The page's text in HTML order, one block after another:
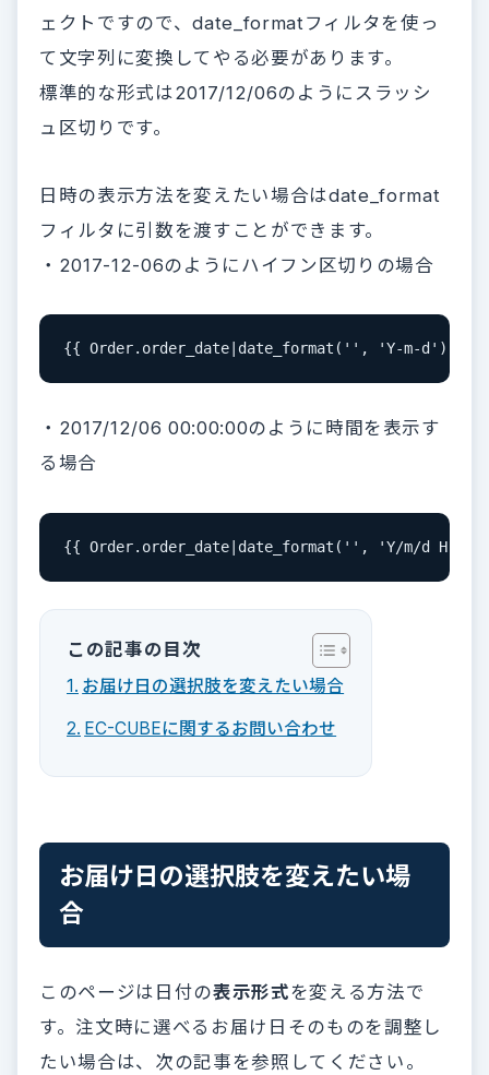
ェクトですので、date_formatフィルタを使っ
て文字列に変換してやる必要があります。
標準的な形式は2017/12/06のようにスラッシ
ュ区切りです。
日時の表示方法を変えたい場合はdate_format
フィルタに引数を渡すことができます。
・2017-12-06のようにハイフン区切りの場合
{{ Order.order_date|date_format('', 'Y-m-d') }}
・2017/12/06 00:00:00のように時間を表示す
る場合
{{ Order.order_date|date_format('', 'Y/m/d
この記事の目次
お届け日の選択肢を変えたい場合
EC-CUBEに関するお問い合わせ
お届け日の選択肢を変えたい場
合
このページは日付の表示形式を変える方法で
す。注文時に選べるお届け日そのものを調整し
たい場合は、次の記事を参照してください。